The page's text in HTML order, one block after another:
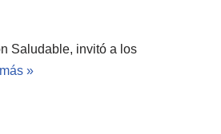
Saludable, invitó a los
»